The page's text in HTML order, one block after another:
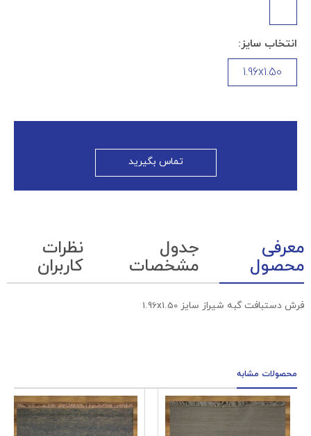
انتخاب سایز:
1.96x1.50
تماس بگیرید
معرفی
محصول
جدول
مشخصات
نظرات
کاربران
فرش دستبافت گبه شیراز سایز 1.96x1.50
محصولات مشابه